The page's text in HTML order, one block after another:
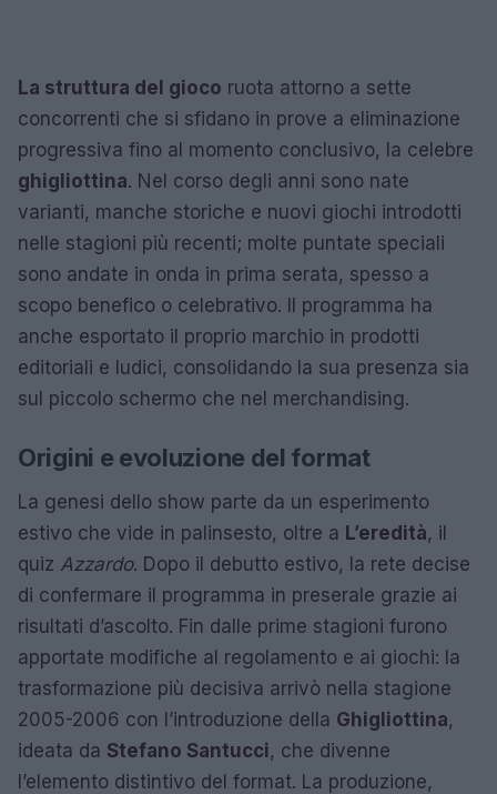
La struttura del gioco ruota attorno a sette
concorrenti che si sfidano in prove a eliminazione
progressiva fino al momento conclusivo, la celebre
ghigliottina. Nel corso degli anni sono nate
varianti, manche storiche e nuovi giochi introdotti
nelle stagioni più recenti; molte puntate speciali
sono andate in onda in prima serata, spesso a
scopo benefico o celebrativo. Il programma ha
anche esportato il proprio marchio in prodotti
editoriali e ludici, consolidando la sua presenza sia
sul piccolo schermo che nel merchandising.
Origini e evoluzione del format
La genesi dello show parte da un esperimento
estivo che vide in palinsesto, oltre a L’eredità, il
quiz Azzardo. Dopo il debutto estivo, la rete decise
di confermare il programma in preserale grazie ai
risultati d’ascolto. Fin dalle prime stagioni furono
apportate modifiche al regolamento e ai giochi: la
trasformazione più decisiva arrivò nella stagione
2005-2006 con l’introduzione della Ghigliottina,
ideata da Stefano Santucci, che divenne
l’elemento distintivo del format. La produzione,